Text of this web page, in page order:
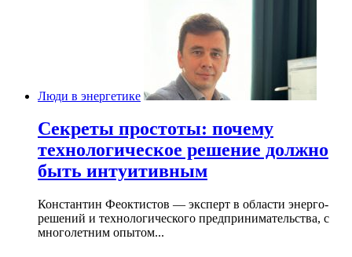
Люди в энергетике
Секреты простоты: почему
технологическое решение должно
быть интуитивным
Константин Феоктистов — эксперт в области энерго-
решений и технологического предпринимательства, с
многолетним опытом...